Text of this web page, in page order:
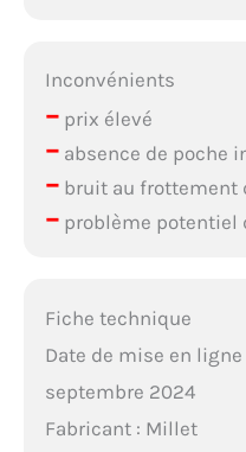
Inconvénients
–prix élevé
–absence de poche
–bruit au frottement
–problème potentiel
Fiche technique
Date de mise en ligne
septembre 2024
Fabricant : Millet